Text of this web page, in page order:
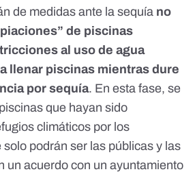
piscinas a las que ir, aparte de las
vuestras piscis. El profesor de
llega a las piscinas catalanas. Este
de piscinas que quieran abrirlas con
la nueva medida de la generalitat
lo votado.
de medidas ante la sequía no
de piscinas
al uso de agua
llenar piscinas mientras dure
por sequía. En esta fase, se
que hayan sido
climáticos por los
podrán ser las públicas y las
un acuerdo con un ayuntamiento